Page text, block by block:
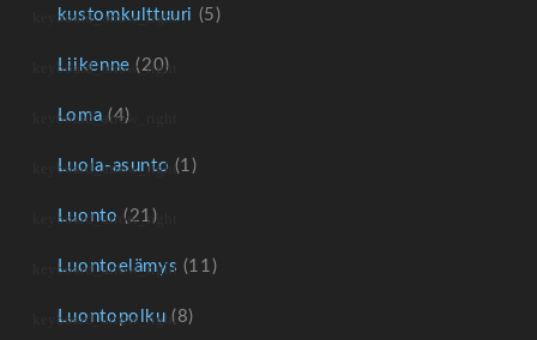
kustomkulttuuri (5)
Liikenne (20)
Loma (4)
Luola-asunto (1)
Luonto (21)
Luontoelämys (11)
Luontopolku (8)